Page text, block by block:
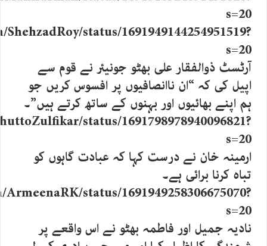
s=20
status/1691949144254951519?
s=20
آرٹسٹ ذوالفقار علی بھٹو جونیئر نے قوم سے
اپیل کی کہ “ان ناانصافیوں پر افسوس کریں جو
ہم اپنے بھائیوں اور بہنوں کے ساتھ کرتے ہیں”۔
status/1691798978940096821?
s=20
ارمینہ خان نے درست کہا کہ عبادت گاہوں کو
تباہ کرنا برائی ہے۔
status/1691949258306675070?
s=20
نادیہ جمیل اور فاطمہ بھٹو نے اس واقعے پر